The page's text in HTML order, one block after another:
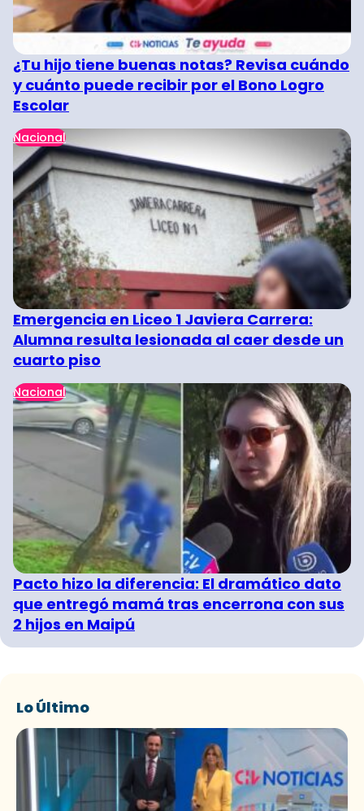
¿Tu hijo tiene buenas notas? Revisa cuándo
y cuánto puede recibir por el Bono Logro
Escolar
Nacional
Emergencia en Liceo 1 Javiera Carrera:
Alumna resulta lesionada al caer desde un
cuarto piso
Nacional
Pacto hizo la diferencia: El dramático dato
que entregó mamá tras encerrona con sus
2 hijos en Maipú
Lo Último